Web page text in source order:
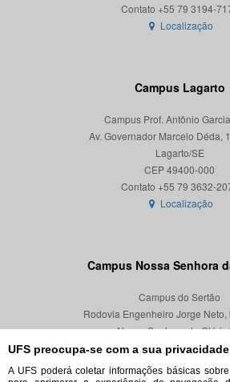
UFS preocupa-se com a sua privacidade
A UFS poderá coletar informações básicas
Localização
Campus Lagarto
Campus Prof. Antônio
Av. Governador Marcelo Déda,
Lagarto/SE
CEP 49400-000
Localização
Campus Nossa Senhora
Campus do Sertão
Rodovia Engenheiro Jorge Neto,
Nossa Senhora da
CEP 49680-000